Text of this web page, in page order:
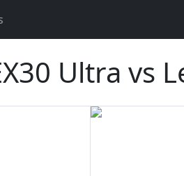
Ultra vs